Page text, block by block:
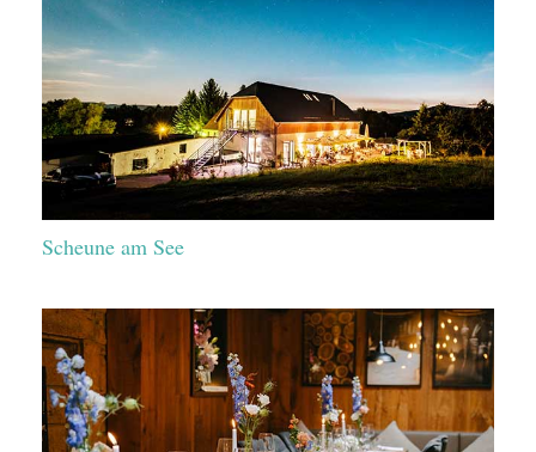
Scheune am See